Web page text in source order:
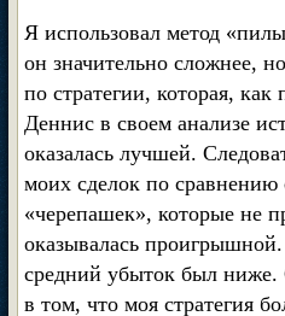
Я использовал метод
он значительно сложнее,
по стратегии, которая, как
Деннис в своем анализе
оказалась лучшей.
моих сделок по сравнению
«черепашек», которые не
оказывалась
средний убыток был ниже.
в том, что моя стратегия